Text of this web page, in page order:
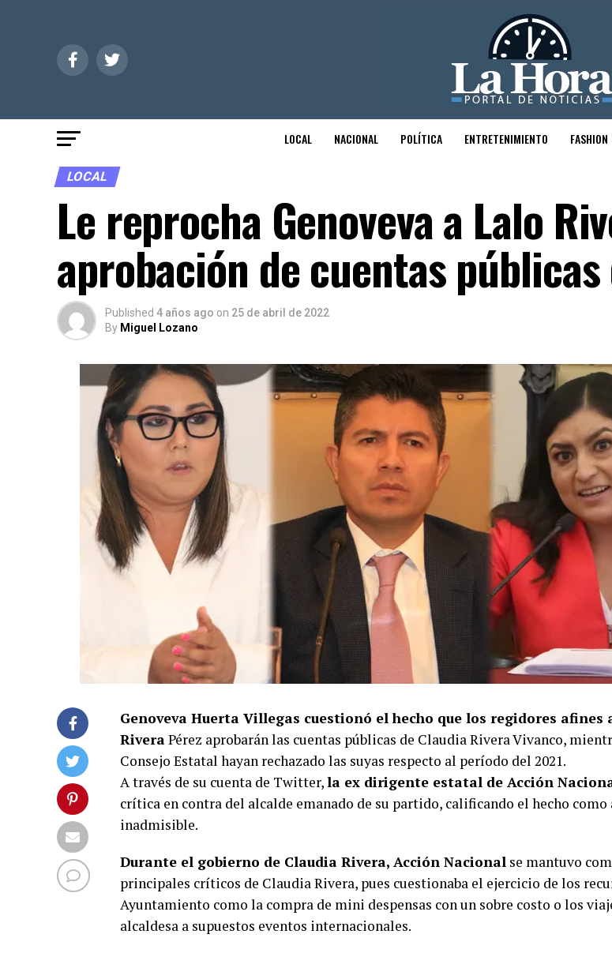
LOCAL NACIONAL POLÍTICA ENTRETENIMIENTO FASHION
LOCAL
Le reprocha Genoveva a Lalo
aprobación de cuentas
Published 4 años ago on 25 de abril de 2022
By Miguel Lozano
Genoveva Huerta Villegas cuestionó el hecho que los regidores afines
RiveraPérez aprobarán las cuentas públicas de Claudia Rivera Vivanco,
Consejo Estatal hayan rechazado las suyas respecto al período del 2021.
A través de su cuenta de Twitter,la ex dirigente estatal de Acción
crítica en contra del alcalde emanado de su partido, calificando el hecho como
inadmisible.
Durante el gobierno de Claudia Rivera, Acción Nacional se mantuvo
principales críticos de Claudia Rivera, pues cuestionaba el ejercicio de los
Ayuntamiento como la compra de mini despensas con un sobre costo o los
alcaldesa a supuestos eventos internacionales.